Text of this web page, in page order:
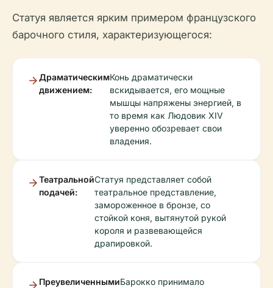
Статуя является ярким примером французского
барочного стиля, характеризующегося:
Драматическим
движением:
Конь драматически
вскидывается, его мощные
мышцы напряжены энергией, в
то время как Людовик XIV
уверенно обозревает свои
владения.
Театральной
подачей:
Статуя представляет собой
театральное представление,
замороженное в бронзе, со
стойкой коня, вытянутой рукой
короля и развевающейся
драпировкой.
ПреувеличеннымиБарокко принимало